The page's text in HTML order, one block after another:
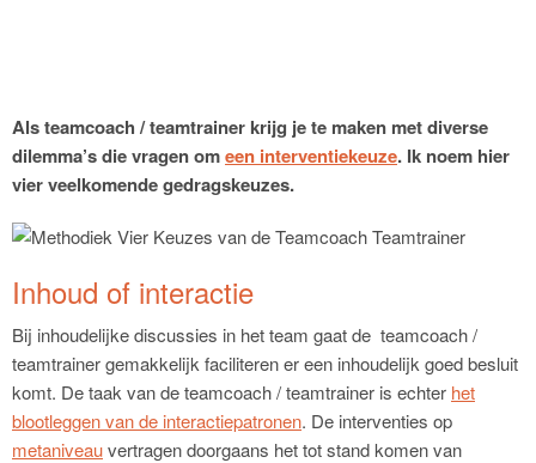
Als teamcoach / teamtrainer krijg je te maken met diverse
dilemma’s die vragen omeen interventiekeuze. Ik noem hier
vier veelkomende gedragskeuzes.
Inhoud of interactie
Bij inhoudelijke discussies in het team gaat de teamcoach /
teamtrainergemakkelijk faciliteren er een inhoudelijk goed besluit
komt. De taak van de teamcoach / teamtrainer is echter het
blootleggen van de interactiepatronen. De interventies op
metaniveauvertragen doorgaans het tot stand komen van